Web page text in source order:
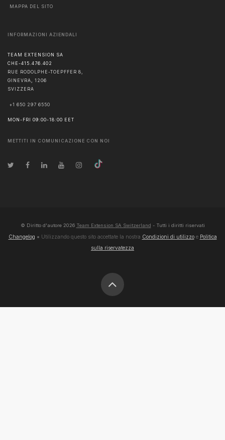
MAPPA DEL SITO
INFORMAZIONI AZIENDALI
TEAM EXTENSION SA
CHE-415.476.402
RUE RODOLPHE-TOEPFFER 8,
GINEVRA
1206
SVIZZERA
+1 650 297 6550
MON-FRI 09:00-18:00 EET
METTITI IN COMUNICAZIONE CON NOI
© Diritto d'autore 2026 Team Extension SA Switzerland - Tutti i diritti riservati
Changelog ● Utilizzando questo sito accettate la nostra Condizioni di utilizzoe Politica
sulla riservatezza